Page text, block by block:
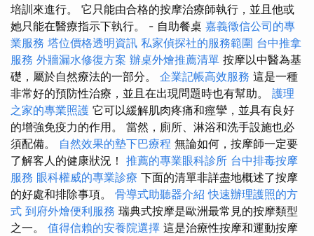
培訓來進行。 它只能由合格的按摩治療師執行，並且他或
她只能在醫療指示下執行。 - 自助餐桌 嘉義徵信公司的專
業服務 塔位價格透明資訊 私家偵探社的服務範圍 台中推拿
服務 外牆漏水修復方案 辦桌外燴推薦清單 按摩以中醫為基
礎，屬於自然療法的一部分。 企業記帳高效服務 這是一種
非常好的預防性治療，並且在出現問題時也有幫助。 護理
之家的專業照護 它可以緩解肌肉疼痛和痙攣，並具有良好
的增強免疫力的作用。 當然，廁所、淋浴和洗手設施也必
須配備。 自然效果的墊下巴療程 無論如何，按摩師一定要
了解客人的健康狀況！ 推薦的專業眼科診所 台中排毒按摩
服務 眼科權威的專業診療 下面的清單非詳盡地概述了按摩
的好處和排除事項。 骨導式助聽器介紹 快速辦理護照的方
式 到府外燴便利服務 瑞典式按摩是歐洲最常見的按摩類型
之一。 值得信賴的安養院選擇 這是治療性按摩和運動按摩